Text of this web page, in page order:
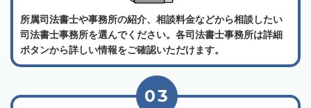
所属司法書士や事務所の紹介、相談料金などから相談したい
司法書士事務所を選んでください。各司法書士事務所は詳細
ボタンから詳しい情報をご確認いただけます。
03